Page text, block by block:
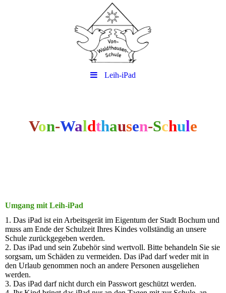
Leih-iPad
Von-Waldthausen-Schule
Umgang mit Leih-iPad
1. Das iPad ist ein Arbeitsgerät im Eigentum der Stadt Bochum und
muss am Ende der Schulzeit Ihres Kindes vollständig an unsere
Schule zurückgegeben werden.
2. Das iPad und sein Zubehör sind wertvoll. Bitte behandeln Sie sie
sorgsam, um Schäden zu vermeiden. Das iPad darf weder mit in
den Urlaub genommen noch an andere Personen ausgeliehen
werden.
3. Das iPad darf nicht durch ein Passwort geschützt werden.